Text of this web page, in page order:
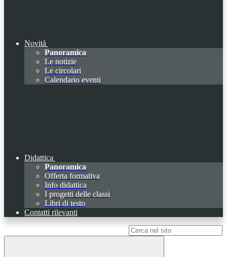
Novità
Panoramica
Le notizie
Le circolari
Calendario eventi
Didattica
Panoramica
Offerta formativa
Info didattica
I progetti delle classi
Libri di testo
Contatti rilevanti